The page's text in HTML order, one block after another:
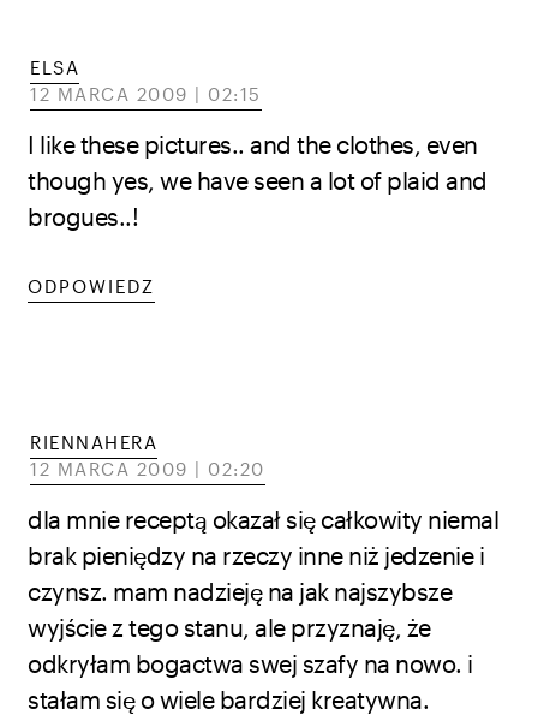
ELSA
12 MARCA 2009 | 02:15
I like these pictures.. and the clothes, even
though yes, we have seen a lot of plaid and
brogues..!
ODPOWIEDZ
RIENNAHERA
12 MARCA 2009 | 02:20
dla mnie receptą okazał się całkowity niemal
brak pieniędzy na rzeczy inne niż jedzenie i
czynsz. mam nadzieję na jak najszybsze
wyjście z tego stanu, ale przyznaję, że
odkryłam bogactwa swej szafy na nowo. i
stałam się o wiele bardziej kreatywna.